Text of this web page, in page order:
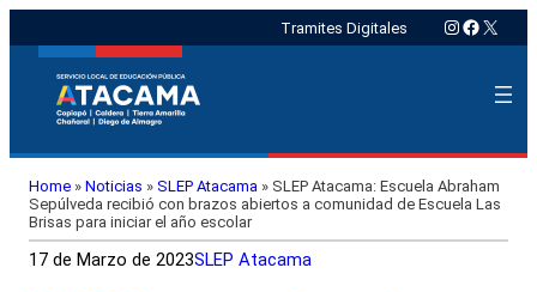
Tramites Digitales Instagram
X
Home » Noticias » SLEP Atacama » SLEP Atacama: Escuela Abraham
Sepúlveda recibió con brazos abiertos a comunidad de Escuela Las
Brisas para iniciar el año escolar
17 de Marzo de 2023SLEP Atacama